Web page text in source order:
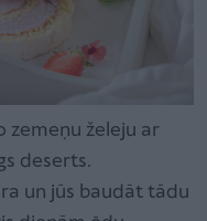
zemeņu želeju ar
deserts.
un jūs baudāt tādu